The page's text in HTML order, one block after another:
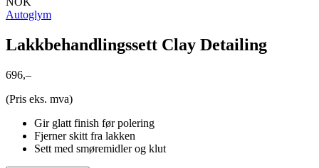
Autoglym
Lakkbehandlingssett Clay Detailing
696,–
(Pris eks. mva)
Gir glatt finish før polering
Fjerner skitt fra lakken
Sett med smøremidler og klut